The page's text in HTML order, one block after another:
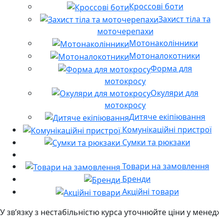
Кроссові боти
Захист тіла та
моточерепахи
Мотонаколінники
Мотоналокотники
Форма для
мотокросу
Окуляри для
мотокросу
Дитяче екіпіювання
Комунікаційні пристрої
Сумки та рюкзаки
Товари на замовлення
Бренди
Акційні товари
У звʼязку з нестабільністю курса уточнюйте ціни у